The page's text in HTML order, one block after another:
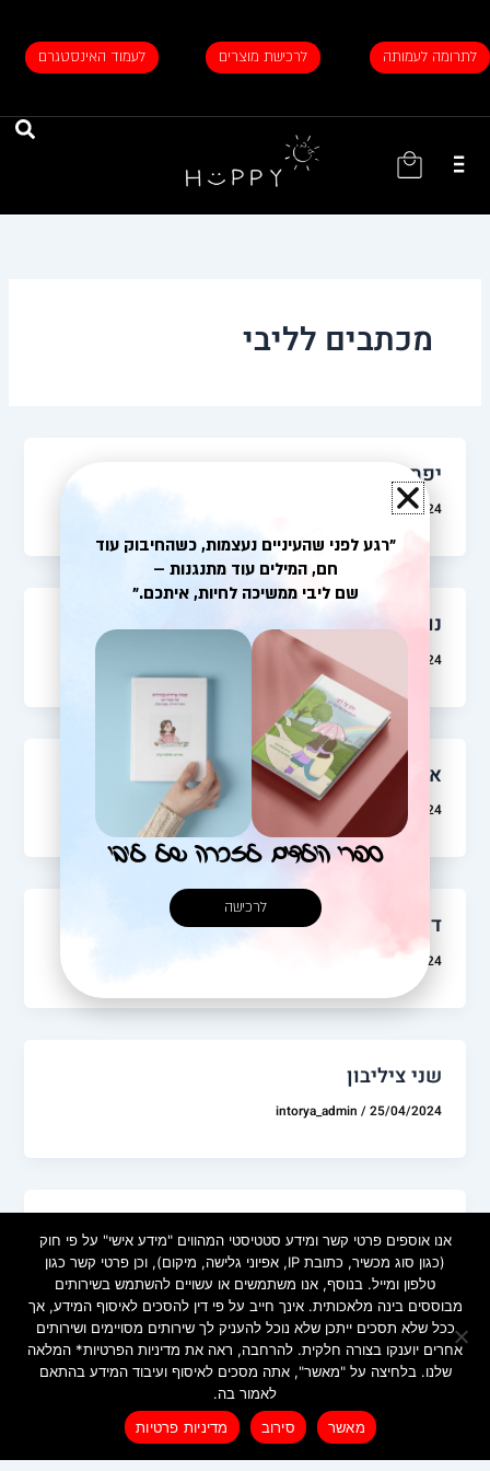
לתוכן
לתרומה לעמותה לרכישת מוצרים לעמוד האינסטגרם
עגלת
מכתבים לליבי
יפתח
30/04/2024
נועה כהן
intorya_admin 30/04/2024
אוהד רונן
intorya_admin/ 30/04/2024
דן נוף
30/04/2024
שני ציליבון
intorya_admin /25/04/2024
intorya_admin/25/04/2024
מדיניות פרטיותלרכישת ספרי הילדים
אנו אוספים פרטי קשר ומידע סטטיסטי המהווים "מידע אישי" על פי חוק
(כגון סוג מכשיר, כתובת IP, אפיוני גלישה, מיקום), וכן פרטי קשר כגון
טלפון ומייל. בנוסף, אנו משתמשים או עשויים להשתמש בשירותים
מבוססים בינה מלאכותית. אינך חייב על פי דין להסכים לאיסוף המידע, אך
ככל שלא תסכים ייתכן שלא נוכל להעניק לך שירותים מסויימים ושירותים
אחרים יוענקו בצורה חלקית. להרחבה, ראה את מדיניות הפרטיות* המלאה
שלנו. בלחיצה על "מאשר", אתה מסכים לאיסוף ועיבוד המידע בהתאם
לאמור בה.
מאשר
סירוב מדיניות פרטיות
"רגע לפני שהעיניים נעצמות, כשהחיבוק עוד
חם, המילים עוד מתנגנות –
שם ליבי ממשיכה לחיות, איתכם."
ספרי הילדים לזכרה של ליבי
לרכישה